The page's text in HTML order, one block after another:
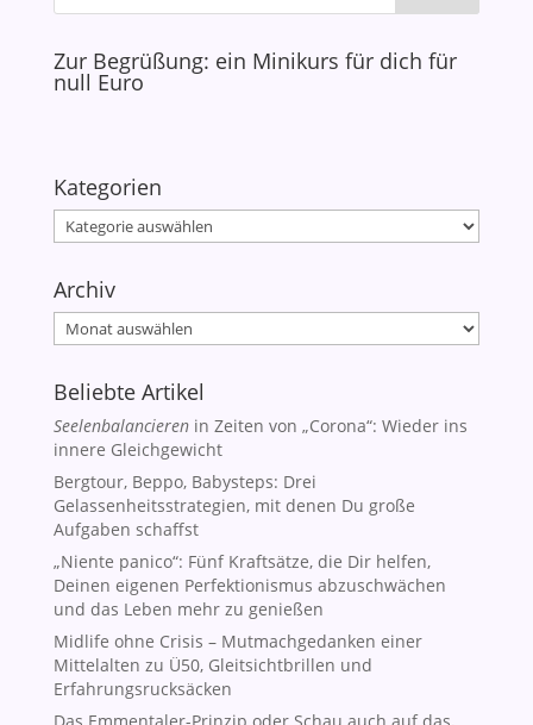
Zur Begrüßung: ein Minikurs für dich für
null Euro
Kategorien
Kategorien
Archiv
Archiv
Beliebte Artikel
Seelenbalancierenin Zeiten von „Corona“: Wieder ins
innere Gleichgewicht
Bergtour, Beppo, Babysteps: Drei
Gelassenheitsstrategien, mit denen Du große
Aufgaben schaffst
„Niente panico“: Fünf Kraftsätze, die Dir helfen,
Deinen eigenen Perfektionismus abzuschwächen
und das Leben mehr zu genießen
Midlife ohne Crisis – Mutmachgedanken einer
Mittelalten zu Ü50, Gleitsichtbrillen und
Erfahrungsrucksäcken